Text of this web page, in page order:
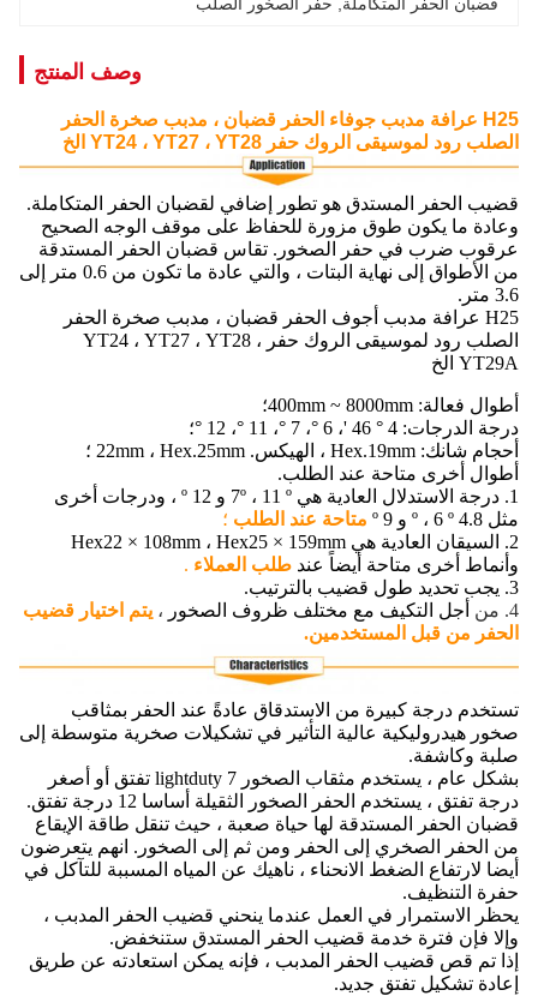
وصف المنتج
H25 عرافة مدبب جوفاء الحفر قضبان ، مدبب صخرة الحفر
الصلب رود لموسيقى الروك حفر YT24 ، YT27 ، YT28 الخ
قضيب الحفر المستدق هو تطور إضافي لقضبان الحفر المتكاملة.
وعادة ما يكون طوق مزورة للحفاظ على موقف الوجه الصحيح
عرقوب ضرب في حفر الصخور. تقاس قضبان الحفر المستدقة
من الأطواق إلى نهاية البتات ، والتي عادة ما تكون من 0.6 متر إلى
3.6 متر.
H25 عرافة مدبب أجوف الحفر قضبان ، مدبب صخرة الحفر
الصلب رود لموسيقى الروك حفر YT24 ، YT27 ، YT28 ،
YT29A الخ
أطوال فعالة: 400mm ~ 8000mm؛
درجة الدرجات: 4 ° 46 '، 6 °، 7 °، 11 °، 12 °؛
أحجام شانك: Hex.19mm ، الهيكس.
22mm ، Hex.25mm ؛
أطوال أخرى متاحة عند الطلب.
1. درجة الاستدلال العادية هي 7º ، 11 º و 12 º ، ودرجات أخرى
مثل 4.8 º ، 6 º و 9 º
متاحة عند الطلب؛
2. السيقان العادية هي Hex22 × 108mm ، Hex25 × 159mm
وأنماط أخرى متاحة أيضاً عند طلب العملاء.
3. يجب تحديد طول قضيب بالترتيب.
4. من
أجل التكيف مع مختلف ظروف الصخور،يتم اختيار قضيب
الحفر من قبل المستخدمين.
تستخدم درجة كبيرة من الاستدقاق عادةً عند الحفر بمثاقب
صخور هيدروليكية عالية التأثير في تشكيلات صخرية متوسطة إلى
صلبة وكاشفة.
بشكل عام ، يستخدم مثقاب الصخور lightduty 7 تفتق أو أصغر
درجة تفتق ، يستخدم الحفر الصخور الثقيلة أساسا 12 درجة تفتق.
قضبان الحفر المستدقة لها حياة صعبة ، حيث تنقل طاقة الإيقاع
من الحفر الصخري إلى الحفر ومن ثم إلى الصخور. انهم يتعرضون
أيضا لارتفاع الضغط الانحناء ، ناهيك عن المياه المسببة للتآكل في
حفرة التنظيف.
يحظر الاستمرار في العمل عندما ينحني قضيب الحفر المدبب ،
وإلا فإن فترة خدمة قضيب الحفر المستدق ستنخفض.
إذا تم قص قضيب الحفر المدبب ، فإنه يمكن استعادته عن طريق
إعادة تشكيل تفتق جديد.